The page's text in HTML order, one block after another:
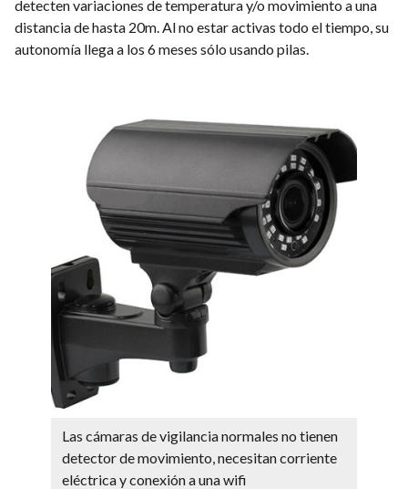
detecten variaciones de temperatura y/o movimiento a una
distancia de hasta 20m. Al no estar activas todo el tiempo, su
autonomía llega a los 6 meses sólo usando pilas.
Las cámaras de vigilancia normales no tienen
detector de movimiento, necesitan corriente
eléctrica y conexión a una wifi